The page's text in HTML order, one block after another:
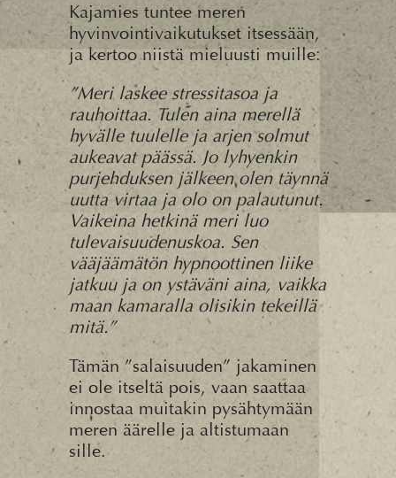
Kajamies tuntee meren
hyvinvointivaikutukset itsessään,
ja kertoo niistä mieluusti muille:
”Meri laskee stressitasoa ja
rauhoittaa. Tulen aina merellä
hyvälle tuulelle ja arjen solmut
aukeavat päässä. Jo lyhyenkin
purjehduksen jälkeen olen täynnä
uutta virtaa ja olo on palautunut.
Vaikeina hetkinä meri luo
tulevaisuudenuskoa. Sen
vääjäämätön hypnoottinen liike
jatkuu ja on ystäväni aina, vaikka
maan kamaralla olisikin tekeillä
mitä.”
Tämän ”salaisuuden” jakaminen
ei ole itseltä pois, vaan saattaa
innostaa muitakin pysähtymään
meren äärelle ja altistumaan
sille.